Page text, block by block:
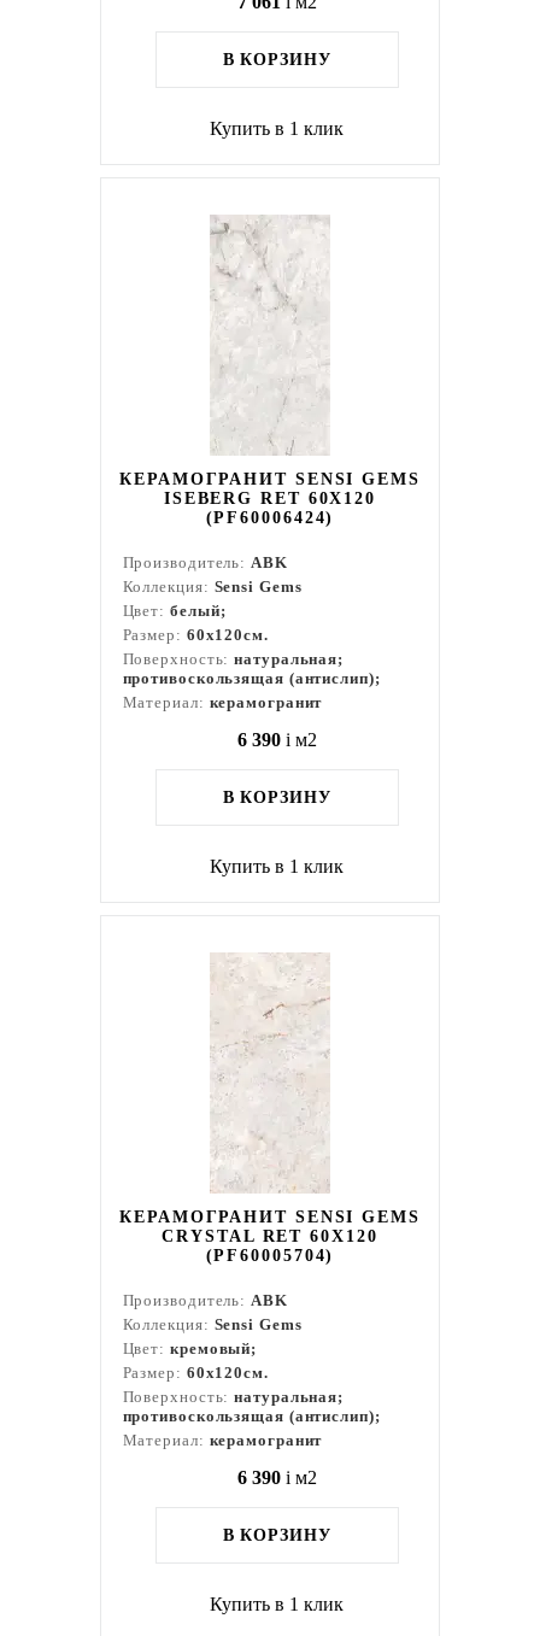
В КОРЗИНУ
Купить в 1 клик
КЕРАМОГРАНИТ SENSI GEMS
ISEBERG RET 60X120
(PF60006424)
Производитель:ABK
Коллекция: Sensi Gems
Цвет: белый;
Размер: 60x120см.
Поверхность:натуральная;
противоскользящая (антислип);
Материал: керамогранит
6 390 i м2
В КОРЗИНУ
Купить в 1 клик
КЕРАМОГРАНИТ SENSI GEMS
CRYSTAL RET 60X120
(PF60005704)
Производитель:ABK
Коллекция: Sensi Gems
Цвет: кремовый;
Размер: 60x120см.
Поверхность:натуральная;
противоскользящая (антислип);
Материал: керамогранит
6 390 i м2
В КОРЗИНУ
Купить в 1 клик